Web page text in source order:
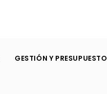
GESTIÓN Y PRESUPUESTO